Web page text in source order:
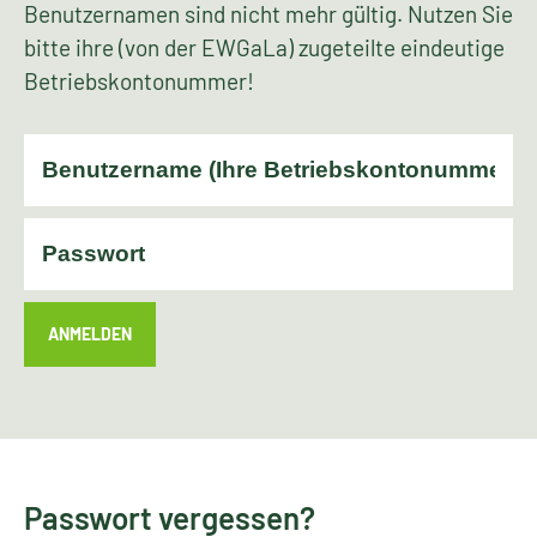
Benutzernamen sind nicht mehr gültig. Nutzen Sie
bitte ihre (von der EWGaLa) zugeteilte eindeutige
Betriebskontonummer!
ANMELDEN
Passwort vergessen?